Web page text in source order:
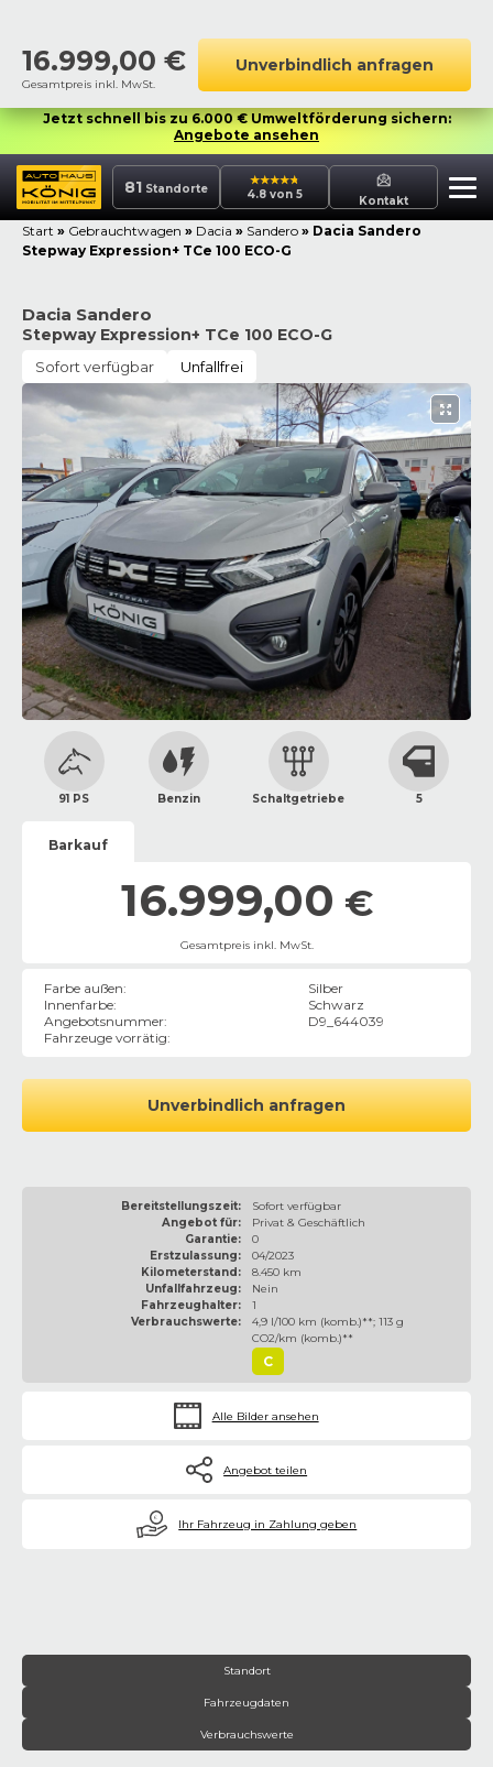
16.999,00 €
Gesamtpreis inkl. MwSt.
Unverbindlich anfragen
Jetzt schnell bis zu 6.000 € Umweltförderung sichern:
Angebote ansehen
81 Standorte 4.8 von 5 Kontakt
Start » Gebrauchtwagen » Dacia » Sandero » Dacia Sandero
Stepway Expression+ TCe 100 ECO-G
Dacia Sandero
Stepway Expression+ TCe 100 ECO-G
Sofort verfügbar Unfallfrei
91 PS Benzin Schaltgetriebe 5
Barkauf
16.999,00 €
Gesamtpreis inkl. MwSt.
Farbe außen:
Silber
Innenfarbe:
Schwarz
Angebotsnummer:
D9_644039
Fahrzeuge vorrätig:
Unverbindlich anfragen
Bereitstellungszeit:
Sofort verfügbar
Angebot für:
Privat & Geschäftlich
Garantie:
0
Erstzulassung:
04/2023
Kilometerstand:
8.450 km
Unfallfahrzeug:
Nein
Fahrzeughalter:
1
Verbrauchswerte:
4,9 l/100 km (komb.)**; 113 g
CO2/km (komb.)**
C
Alle Bilder ansehen
Angebot teilen
€ Ihr Fahrzeug in Zahlung geben
Standort
Fahrzeugdaten
Verbrauchswerte